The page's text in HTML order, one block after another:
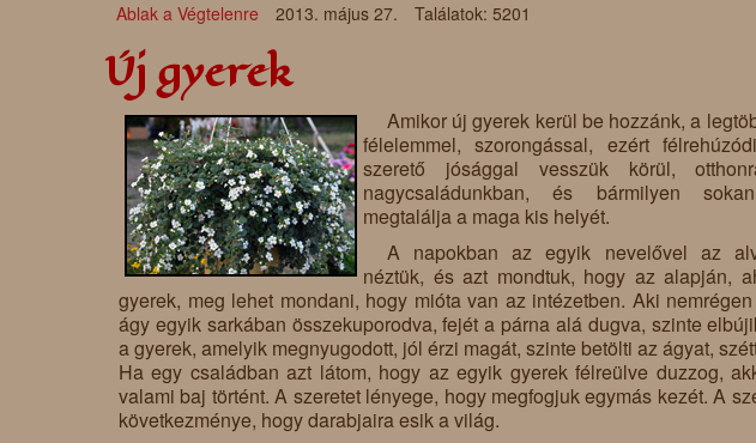
Ablak a Végtelenre 2013. május 27. Találatok: 5201
Új gyerek
Amikor új gyerek kerül be hozzánk, a
félelemmel, szorongással, ezért
szerető jósággal vesszük körül,
nagycsaládunkban, és bármilyen
megtalálja a maga kis helyét.
A napokban az egyik nevelővel az
néztük, és azt mondtuk, hogy az alapján,
gyerek, meg lehet mondani, hogy mióta van az intézetben. Aki
ágy egyik sarkában összekuporodva, fejét a párna alá dugva, szinte
a gyerek, amelyik megnyugodott, jól érzi magát, szinte betölti az ágyat,
Ha egy családban azt látom, hogy az egyik gyerek félreülve duzzog,
valami baj történt. A szeretet lényege, hogy megfogjuk egymás kezét. A
következménye, hogy darabjaira esik a világ.